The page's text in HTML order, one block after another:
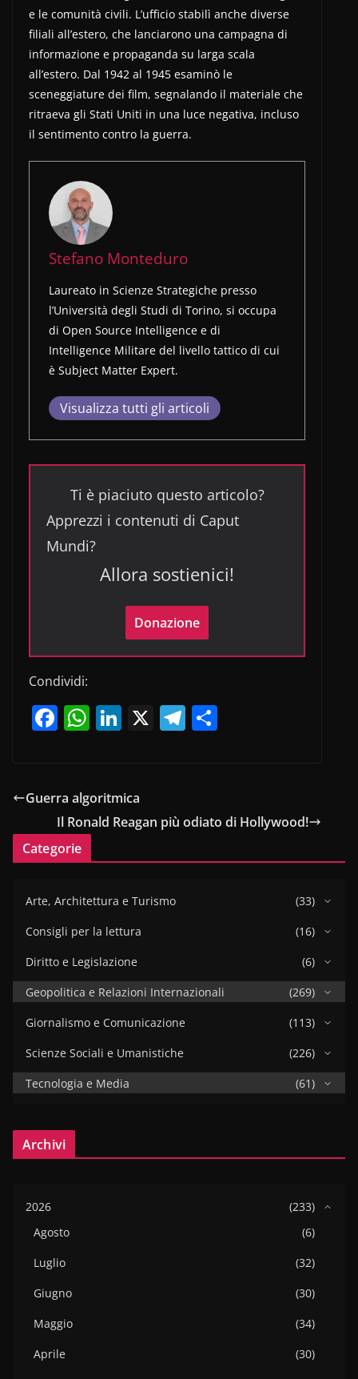
e le comunità civili. L’ufficio stabilì anche diverse
filiali all’estero, che lanciarono una campagna di
informazione e propaganda su larga scala
all’estero. Dal 1942 al 1945 esaminò le
sceneggiature dei film, segnalando il materiale che
ritraeva gli Stati Uniti in una luce negativa, incluso
il sentimento contro la guerra.
Stefano Monteduro
Laureato in Scienze Strategiche presso
l’Università degli Studi di Torino, si occupa
di Open Source Intelligence e di
Intelligence Militare del livello tattico di cui
è Subject Matter Expert.
Visualizza tutti gli articoli
Ti è piaciuto questo articolo?
Apprezzi i contenuti di Caput
Mundi?
Allora sostienici!
Donazione
Condividi:
F
e
b
o
o
k
W
s
A
p
p
Li
e
dI
X T
a vi
Guerra algoritmica
Il Ronald Reagan più odiato di Hollywood!
Categorie
Arte, Architettura e Turismo
(33)
Consigli per la lettura
(16)
Diritto e Legislazione
(6)
Geopolitica e Relazioni Internazionali
(269)
Giornalismo e Comunicazione
(113)
Scienze Sociali e Umanistiche
(226)
Tecnologia e Media
(61)
Archivi
2026
(233)
Agosto
(6)
Luglio
(32)
Giugno
(30)
Maggio
(34)
Aprile
(30)